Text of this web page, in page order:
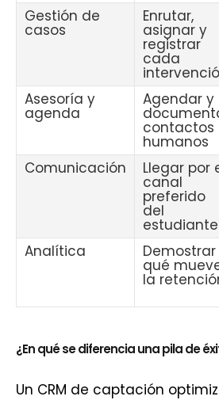
Gestión de
casos
Enrutar,
asignar y
registrar
cada
Asesoría y
agenda
Agendar y
contactos
humanos
Comunicación Llegar por
canal
preferido
del
estudiante
Analítica Demostrar
qué
la
¿En qué se diferencia una pila de
Un CRM de captación